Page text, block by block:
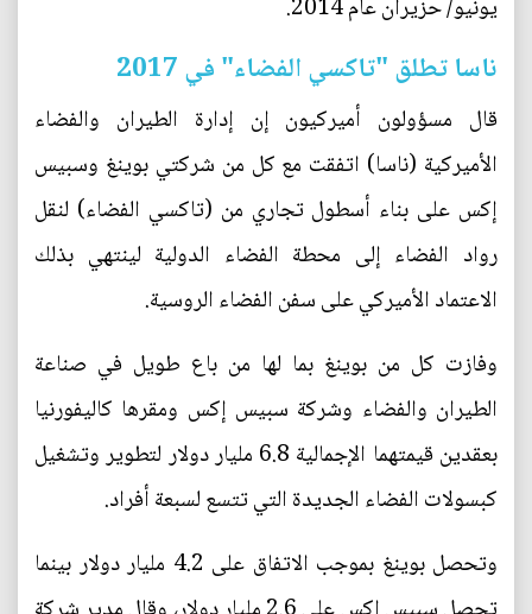
يونيو/ حزيران عام 2014.
ناسا تطلق "تاكسي الفضاء" في 2017
قال مسؤولون أميركيون إن إدارة الطيران والفضاء
الأميركية (ناسا) اتفقت مع كل من شركتي بوينغ وسبيس
إكس على بناء أسطول تجاري من (تاكسي الفضاء) لنقل
رواد الفضاء إلى محطة الفضاء الدولية لينتهي بذلك
الاعتماد الأميركي على سفن الفضاء الروسية.
وفازت كل من بوينغ بما لها من باع طويل في صناعة
الطيران والفضاء وشركة سبيس إكس ومقرها كاليفورنيا
بعقدين قيمتهما الإجمالية 6.8 مليار دولار لتطوير وتشغيل
كبسولات الفضاء الجديدة التي تتسع لسبعة أفراد.
وتحصل بوينغ بموجب الاتفاق على 4.2 مليار دولار بينما